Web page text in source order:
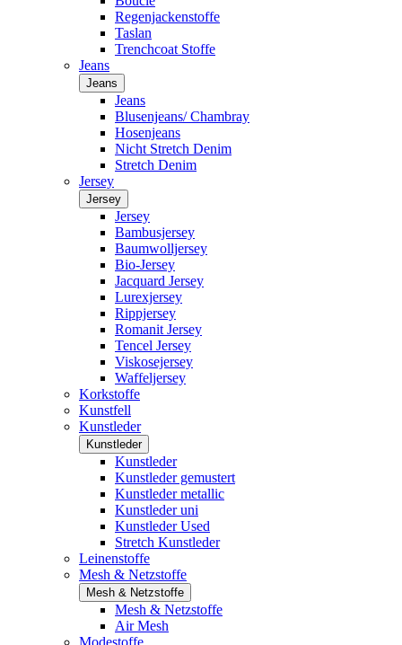
Regenjackenstoffe
Taslan
Trenchcoat Stoffe
Jeans
Jeans
Jeans
Blusenjeans/ Chambray
Hosenjeans
Nicht Stretch Denim
Stretch Denim
Jersey
Jersey
Jersey
Bambusjersey
Baumwolljersey
Bio-Jersey
Jacquard Jersey
Lurexjersey
Rippjersey
Romanit Jersey
Tencel Jersey
Viskosejersey
Waffeljersey
Korkstoffe
Kunstfell
Kunstleder
Kunstleder
Kunstleder
Kunstleder gemustert
Kunstleder metallic
Kunstleder uni
Kunstleder Used
Stretch Kunstleder
Leinenstoffe
Mesh & Netzstoffe
Mesh & Netzstoffe
Mesh & Netzstoffe
Air Mesh
Modestoffe